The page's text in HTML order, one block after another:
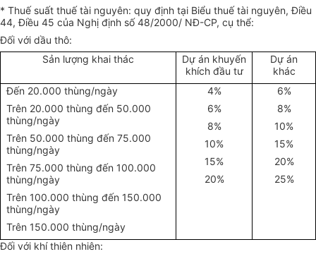
* Thuế suất thuế tài nguyên: quy định tại Biểu thuế tài nguyên, Điều
44, Điều 45 của Nghị định số 48/2000/ NĐ-CP, cụ thể:
Đối với dầu thô:
Sản lượng khai thác
Dự án khuyến
khích đầu tư
Dự án
khác
Đến 20.000 thùng/ngày
Trên 20.000 thùng đến 50.000
thùng/ngày
Trên 50.000 thùng đến 75.000
thùng/ngày
Trên 75.000 thùng đến 100.000
thùng/ngày
Trên 100.000 thùng đến 150.000
thùng/ngày
Trên 150.000 thùng/ngày
4%
6%
8%
10%
15%
20%
6%
8%
10%
15%
20%
25%
Đối với khí thiên nhiên: